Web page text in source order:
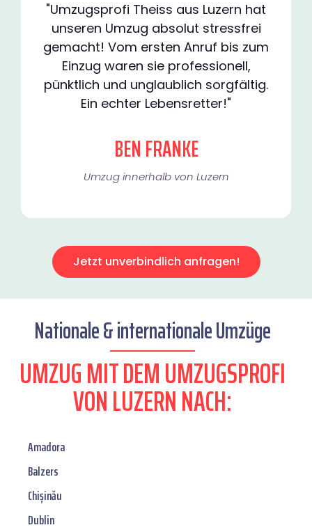
"Umzugsprofi Theiss aus Luzern hat
unseren Umzug absolut stressfrei
gemacht! Vom ersten Anruf bis zum
Einzug waren sie professionell,
pünktlich und unglaublich sorgfältig.
Ein echter Lebensretter!"
BEN FRANKE
Umzug innerhalb von Luzern​
Jetzt unverbindlich anfragen!
Nationale & internationale Umzüge
UMZUG MIT DEM UMZUGSPROFI
VON LUZERN NACH:
Amadora
Balzers
Chișinău
Dublin